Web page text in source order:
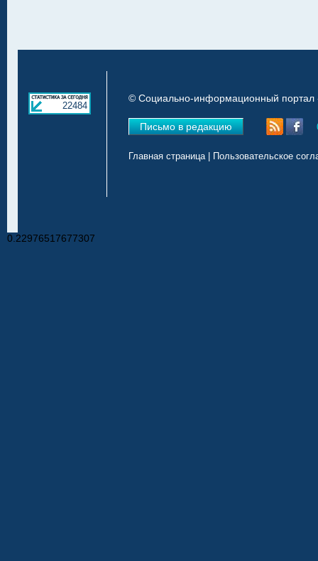
22484
© Социально-информационный портал
Письмо в редакцию
Главная страница| Пользовательское
0.22976517677307